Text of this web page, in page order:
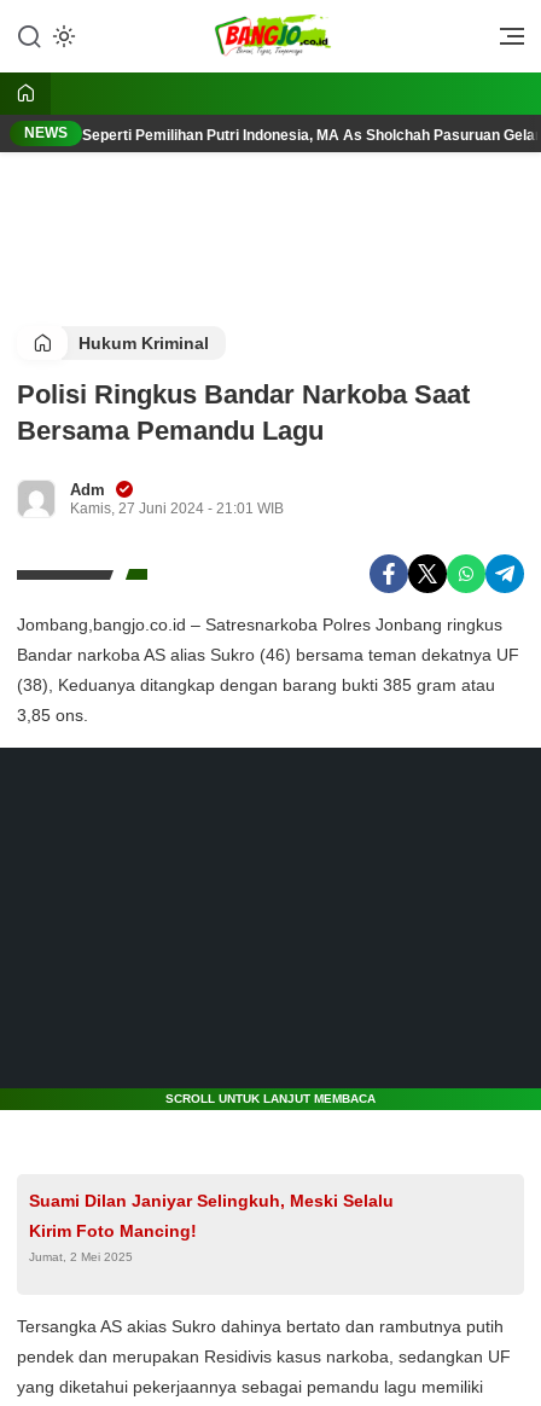
konten
Bangjo.co.id
Berani, Tegas, Terpercaya
NEWS Seperti Pemilihan Putri Indonesia, MA As Sholchah Pasuruan
Hukum Kriminal
Polisi Ringkus Bandar Narkoba Saat
Bersama Pemandu Lagu
Adm
Kamis, 27 Juni 2024 - 21:01 WIB
Jombang,bangjo.co.id – Satresnarkoba Polres Jonbang ringkus
Bandar narkoba AS alias Sukro (46) bersama teman dekatnya UF
(38), Keduanya ditangkap dengan barang bukti 385 gram atau
3,85 ons.
SCROLL UNTUK LANJUT MEMBACA
Suami Dilan Janiyar Selingkuh, Meski Selalu
Kirim Foto Mancing!
Jumat, 2 Mei 2025
Tersangka AS akias Sukro dahinya bertato dan rambutnya putih
pendek dan merupakan Residivis kasus narkoba, sedangkan UF
yang diketahui pekerjaannya sebagai pemandu lagu memiliki